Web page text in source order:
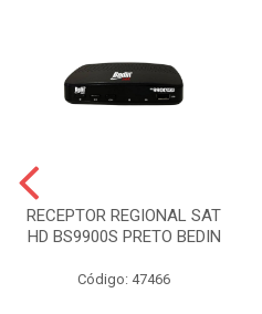
RECEPTOR REGIONAL SAT
HD BS9900S PRETO BEDIN
Código: 47466